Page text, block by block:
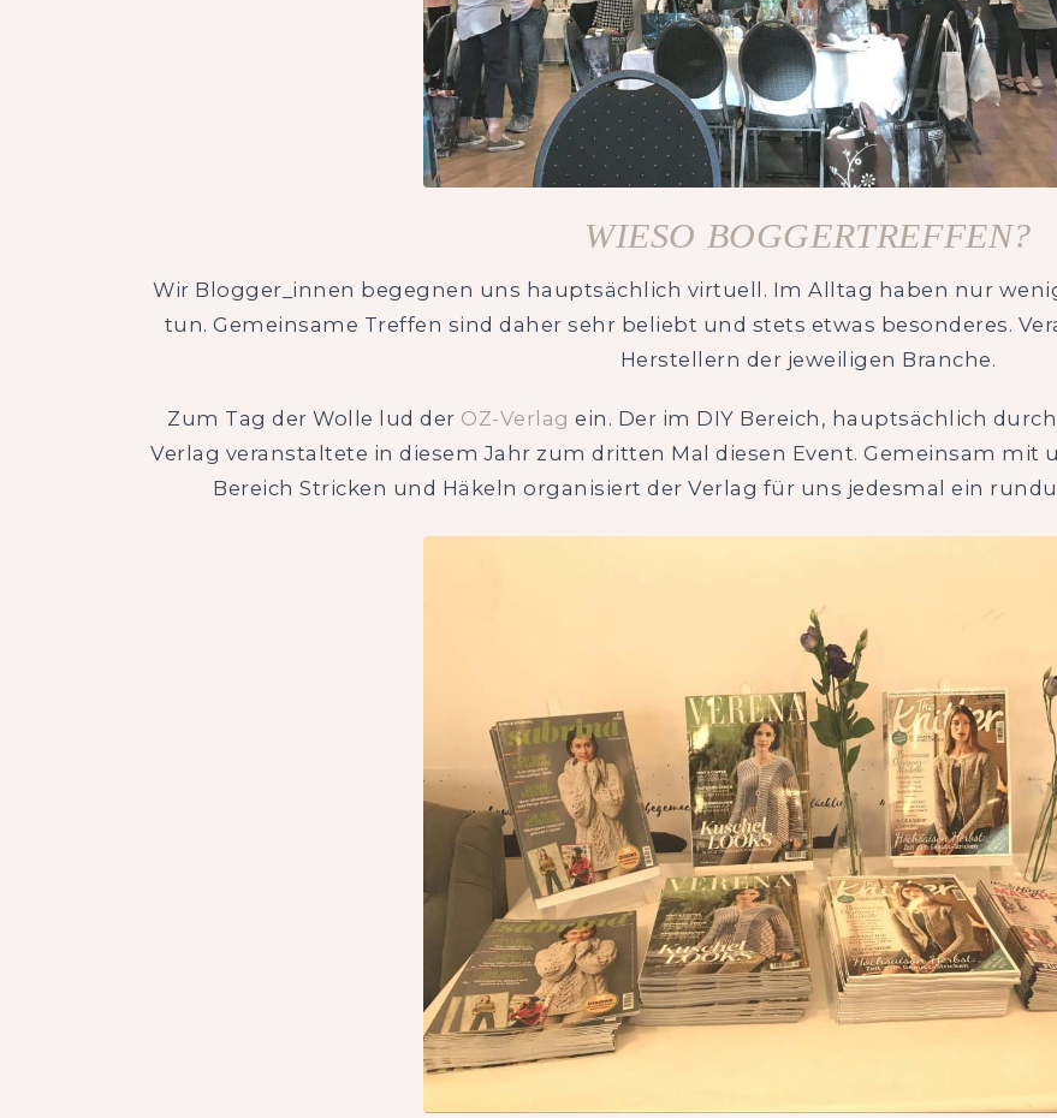
WIESO BOGGERTREFFEN?
Wir Blogger_innen begegnen uns hauptsächlich virtuell. Im Alltag haben nur
tun. Gemeinsame Treffen sind daher sehr beliebt und stets etwas besonderes.
Herstellern der jeweiligen Branche.
Zum Tag der Wolle lud der OZ-Verlag ein. Der im DIY Bereich, hauptsächlich
Verlag veranstaltete in diesem Jahr zum dritten Mal diesen Event. Gemeinsam mit
Bereich Stricken und Häkeln organisiert der Verlag für uns jedesmal ein